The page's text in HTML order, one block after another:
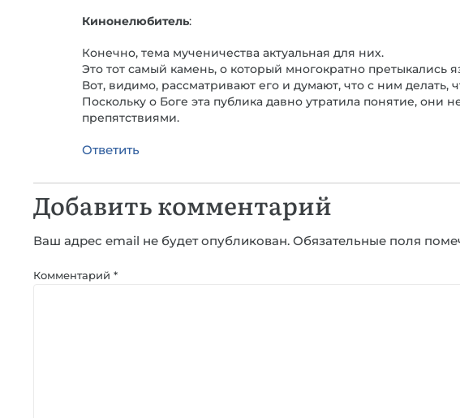
Кинонелюбитель:
Конечно, тема мученичества актуальная для них.
Это тот самый камень, о который многократно претыкались
Вот, видимо, рассматривают его и думают, что с ним делать,
Поскольку о Боге эта публика давно утратила понятие, они
препятствиями.
Ответить
Добавить комментарий
Ваш адрес email не будет опубликован. Обязательные поля
Комментарий *